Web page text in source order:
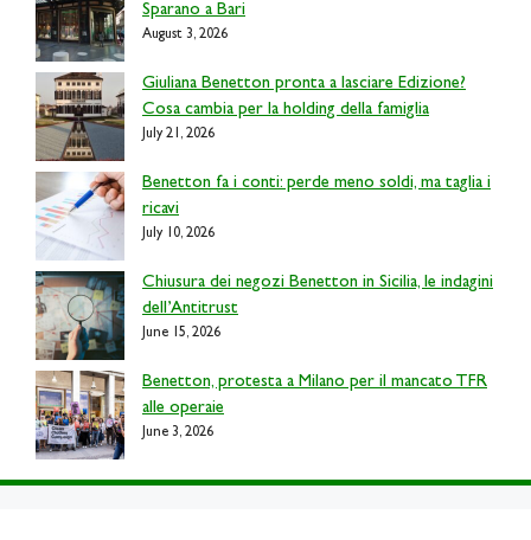
Sparano a Bari
August 3, 2026
Giuliana Benetton pronta a lasciare Edizione?
Cosa cambia per la holding della famiglia
July 21, 2026
Benetton fa i conti: perde meno soldi, ma taglia i
ricavi
July 10, 2026
Chiusura dei negozi Benetton in Sicilia, le indagini
dell’Antitrust
June 15, 2026
Benetton, protesta a Milano per il mancato TFR
alle operaie
June 3, 2026